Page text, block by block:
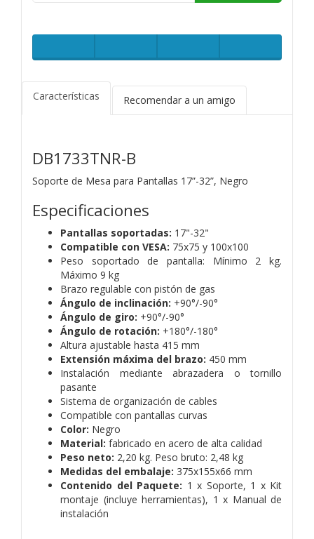
Características Recomendar a un amigo
DB1733TNR-B
Soporte de Mesa para Pantallas 17”-32”, Negro
Especificaciones
Pantallas soportadas: 17"-32"
Compatible con VESA: 75x75 y 100x100
Peso soportado de pantalla: Mínimo 2 kg.
Máximo 9 kg
Brazo regulable con pistón de gas
Ángulo de inclinación: +90°/-90°
Ángulo de giro: +90°/-90°
Ángulo de rotación: +180°/-180°
Altura ajustable hasta 415 mm
Extensión máxima del brazo: 450 mm
Instalación mediante abrazadera o tornillo
pasante
Sistema de organización de cables
Compatible con pantallas curvas
Color: Negro
Material: fabricado en acero de alta calidad
Peso neto: 2,20 kg. Peso bruto: 2,48 kg
Medidas del embalaje: 375x155x66 mm
Contenido del Paquete: 1 x Soporte, 1 x Kit
montaje (incluye herramientas), 1 x Manual de
instalación